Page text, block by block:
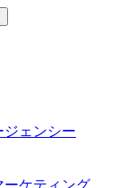
ジェンシー
ーケティング